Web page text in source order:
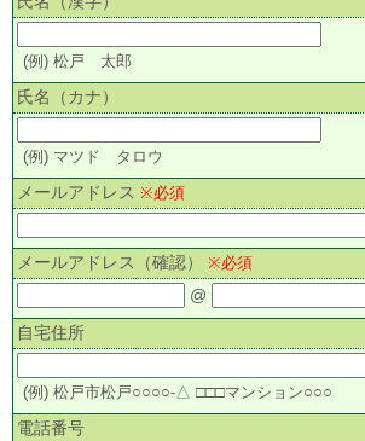
(例) 松戸 太郎
氏名（カナ）
(例) マツド タロウ
メールアドレス ※必須
メールアドレス（確認） ※必須
@
自宅住所
(例) 松戸市松戸○○○○-△ □□□マンション○○○
電話番号